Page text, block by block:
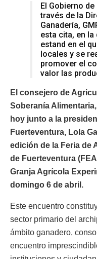
El Gobierno
través de la
Ganadería,
esta cita, en la
estand en el
locales y se
promover el
valor las
El consejero de
Soberanía
hoy junto a la
Fuerteventura, Lola
edición de la Feria de
de Fuerteventura
Granja Agrícola
domingo 6 de abril.
Este encuentro
sector primario del
ámbito ganadero,
encuentro